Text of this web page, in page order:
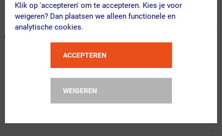
Klik op 'accepteren' om te accepteren. Kies je voor
weigeren? Dan plaatsen we alleen functionele en
analytische cookies.
ACCEPTEREN
WEIGEREN
365 dagen retourrecht
← Terug naar productnavigatie
ONZE AANBEVOLEN COMBINATIE